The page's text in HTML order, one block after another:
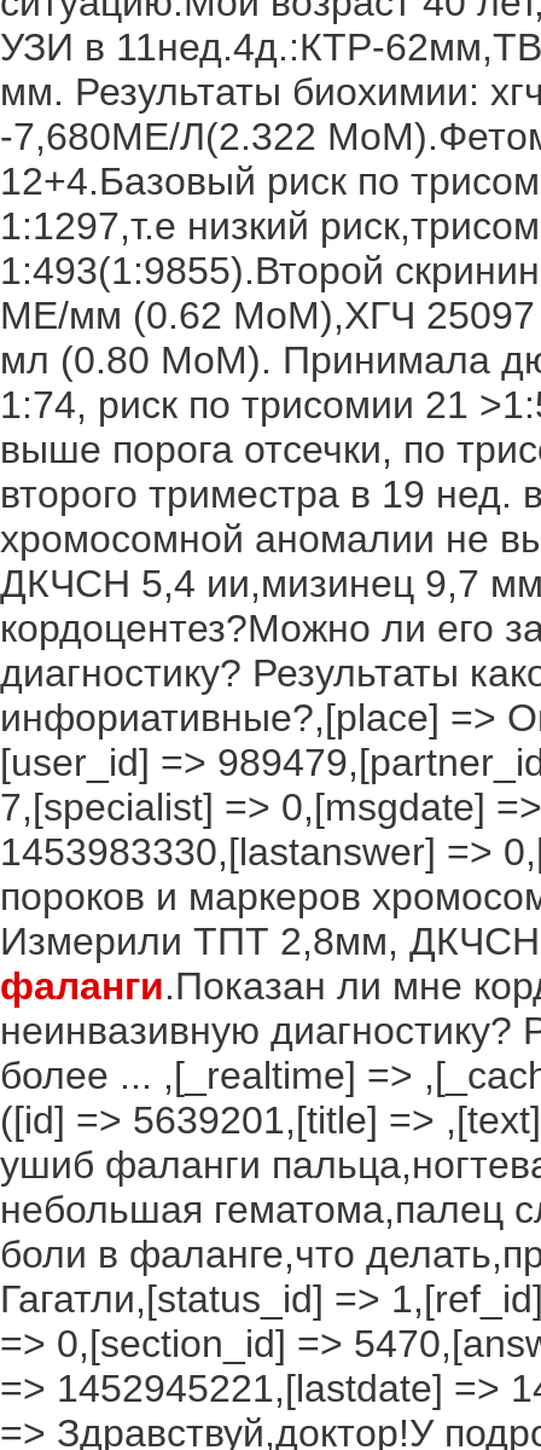
УЗИ в 11нед.4д.:КТР-
мм. Результаты биохимии:
-7,680МЕ/Л(2.322
12+4.Базовый риск по
1:1297,т.е низкий
1:493(1:9855).Второй
МЕ/мм (0.62 МоМ),ХГЧ 25097
мл (0.80 МоМ). Принимала
1:74, риск по трисомии 21
выше порога отсечки, по
второго триместра в 19
хромосомной аномалии не
ДКЧСН 5,4 ии,мизинец 9,7
кордоцентез?Можно ли его
диагностику? Результаты
инфориативные?,[place] =>
[user_id] =>
7,[specialist] => 0,[msgdate]
1453983330,[lastanswer] =>
пороков и маркеров
Измерили ТПТ 2,8мм, ДКЧСН
фаланги.Показан ли мне
неинвазивную диагностику?
более ... ,[_realtime] =>
([id] => 5639201,[title] =>
ушиб фаланги
небольшая гематома,палец
боли в фаланге,что
Гагатли,[status_id] =>
=> 0,[section_id] =>
=> 1452945221,[lastdate] =>
=> Здравствуй,доктор!У